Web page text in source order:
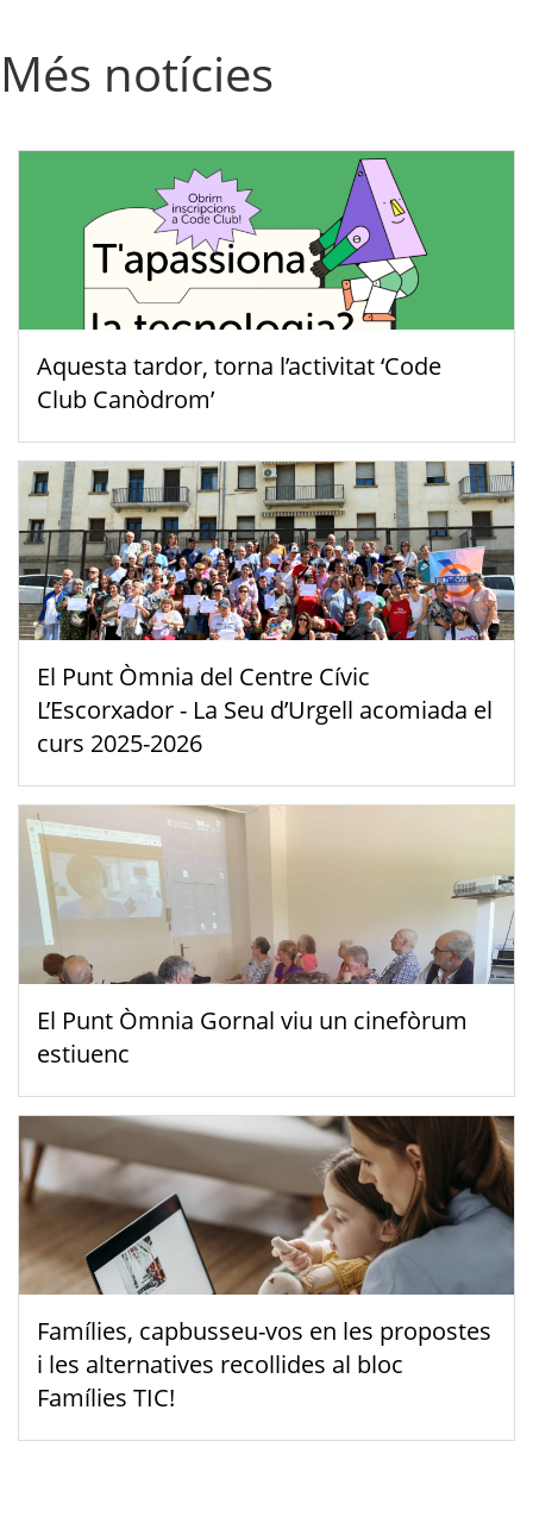
Més notícies
Aquesta tardor, torna l’activitat ‘Code
Club Canòdrom’
El Punt Òmnia del Centre Cívic
L’Escorxador - La Seu d’Urgell acomiada el
curs 2025-2026
El Punt Òmnia Gornal viu un cinefòrum
estiuenc
Famílies, capbusseu-vos en les propostes
i les alternatives recollides al bloc
Famílies TIC!